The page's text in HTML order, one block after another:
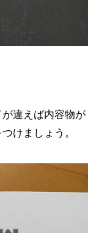
違えば内容物が
けましょう。